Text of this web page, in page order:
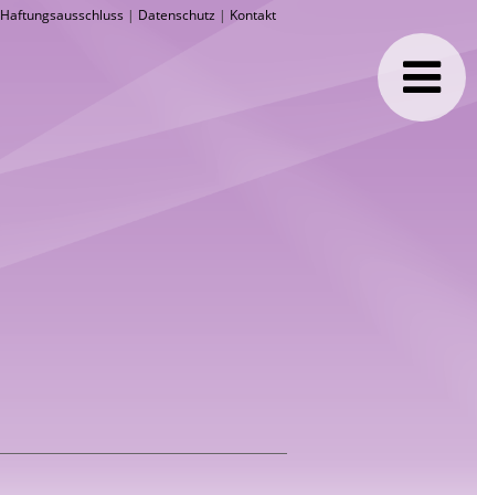
Haftungsausschluss | Datenschutz | Kontakt